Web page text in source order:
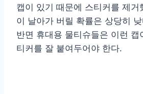
캡이 있기 때문에 스티커를 제거
이 날아가 버릴 확률은 상당히
반면 휴대용 물티슈들은 이런 캡
티커를 잘 붙여두어야 한다.